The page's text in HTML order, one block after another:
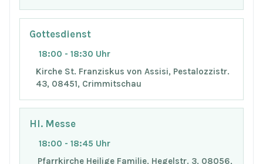
Gottesdienst
18:00 - 18:30 Uhr
Kirche St. Franziskus von Assisi, Pestalozzistr.
43, 08451, Crimmitschau
Hl. Messe
18:00 - 18:45 Uhr
Pfarrkirche Heilige Familie, Hegelstr. 3, 08056,